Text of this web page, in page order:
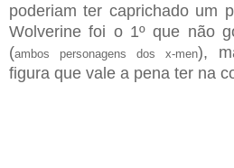
poderiam ter caprichado um
Wolverine foi o 1º que não
(ambos personagens dos x-men),
figura que vale a pena ter na